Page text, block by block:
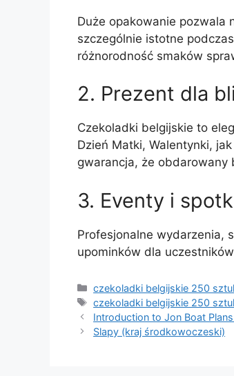
Duże opakowanie pozwala
szczególnie istotne
różnorodność smaków
2. Prezent dla
Czekoladki belgijskie to
Dzień Matki, Walentynki,
gwarancja, że obdarowany
3. Eventy i
Profesjonalne wydarzenia,
upominków dla
Kategorie
czekoladki belgijskie 250
Tagi
czekoladki belgijskie 250
Introduction to Jon Boat
Slapy (kraj środkowoczeski)